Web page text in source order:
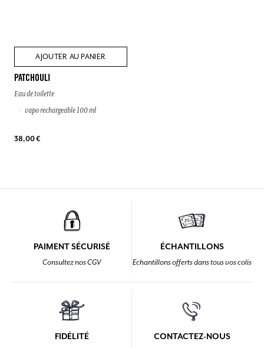
AJOUTER AU PANIER
PATCHOULI
Eau de toilette
vapo rechargeable 100 ml
38,00 €
PAIMENT SÉCURISÉ
Consultez nos CGV
ÉCHANTILLONS
Echantillons offerts dans tous vos colis
FIDÉLITÉ CONTACTEZ-NOUS